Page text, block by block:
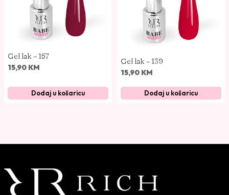
Gel lak – 157
15,90 KM
Dodaj u košaricu
Gel lak – 139
15,90 KM
Dodaj u košaricu